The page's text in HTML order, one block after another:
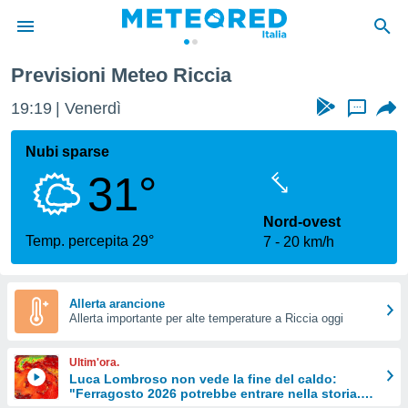
di
per
le
di
Web
le
Previsioni Meteo Riccia
19:19 Venerdì ...
Nubi sparse
31°
Temp. percepita 29°
Nord-ovest
7
20 km/h
Allerta arancione
Allerta importante per alte temperature a Riccia oggi
Ultim'ora.
Luca Lombroso non vede la fine del caldo:
"Ferragosto 2026 potrebbe entrare nella storia.